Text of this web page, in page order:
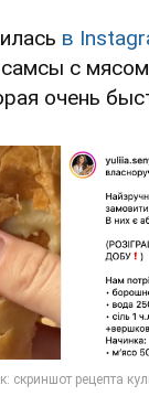
в
с
очень